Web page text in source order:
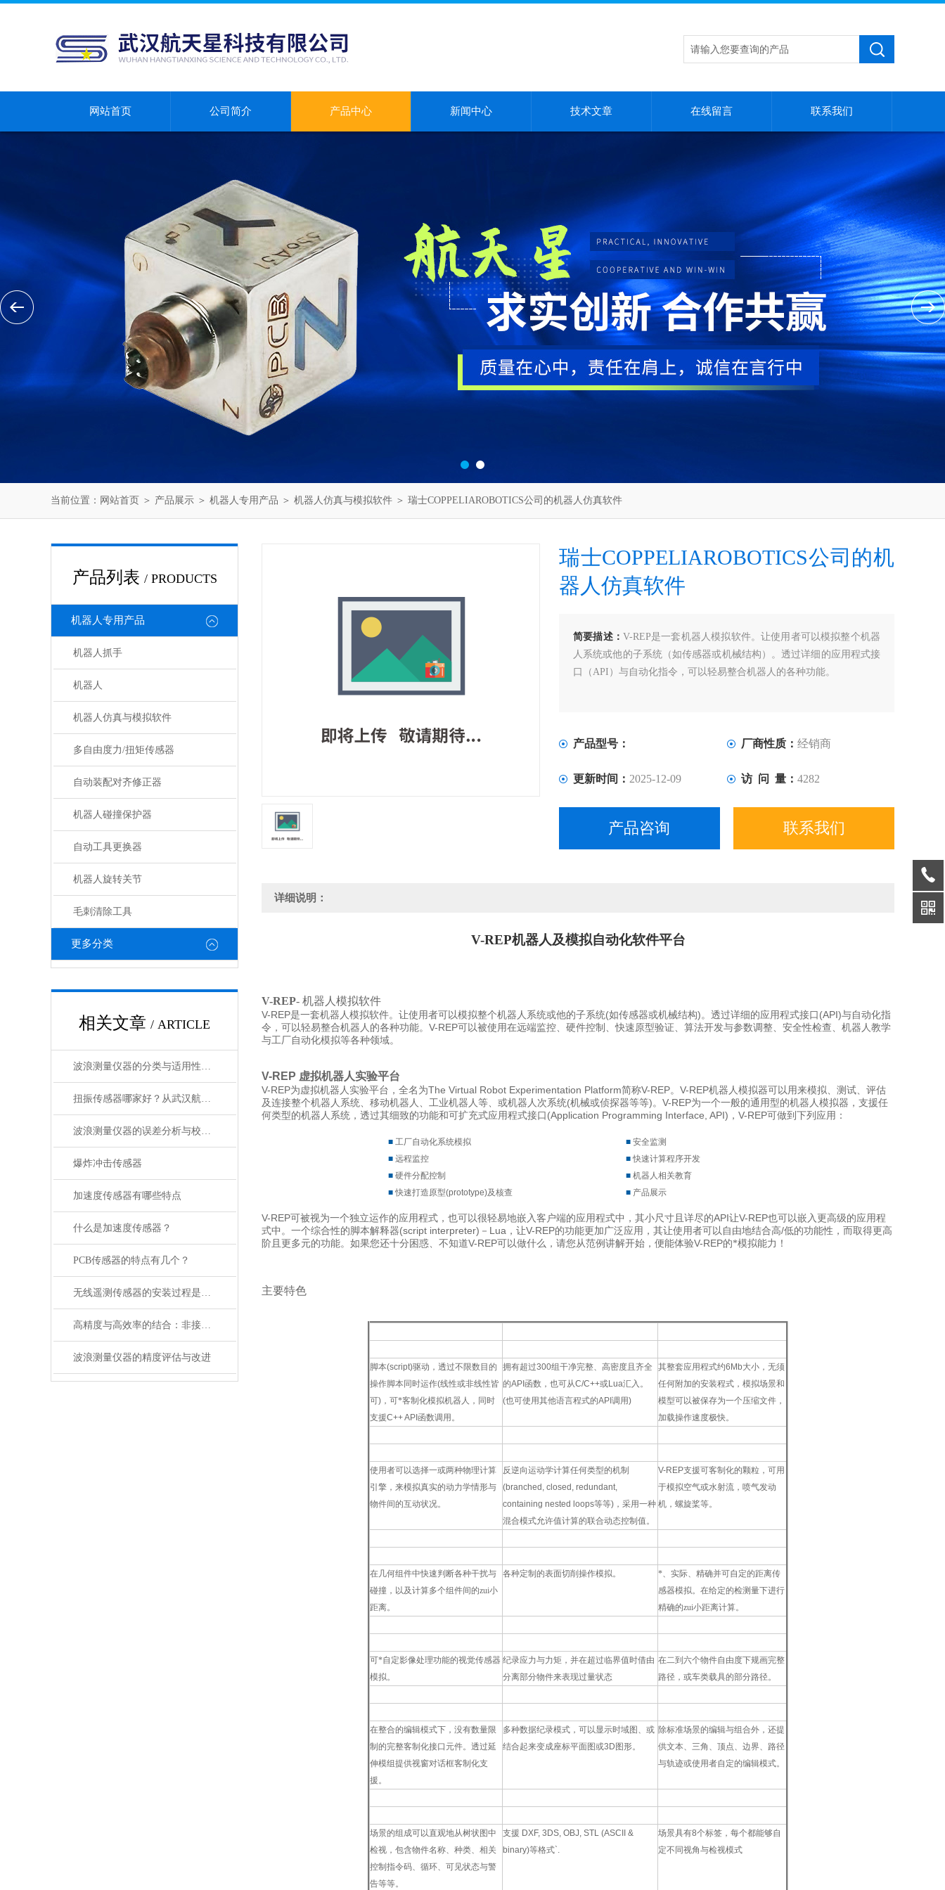
网站首页 公司简介 产品中心 新闻中心 技术文章 在线留言 联系我们
当前位置： 网站首页 ＞ 产品展示 ＞ 机器人专用产品 ＞ 机器人仿真与模拟软件 ＞ 瑞士COPPELIAROBOTICS公司的机器人仿真软件
产品列表 / PRODUCTS
机器人专用产品
机器人抓手
机器人
机器人仿真与模拟软件
多自由度力/扭矩传感器
自动装配对齐修正器
机器人碰撞保护器
自动工具更换器
机器人旋转关节
毛刺清除工具
更多分类
相关文章 / ARTICLE
波浪测量仪器的分类与适用性对比分析​
扭振传感器哪家好？从武汉航天星航天级品控看优质传感器供货商的遴选逻辑
波浪测量仪器的误差分析与校准方法
爆炸冲击传感器
加速度传感器有哪些特点
什么是加速度传感器？
PCB传感器的特点有几个？
无线遥测传感器的安装过程是怎样的？
高精度与高效率的结合：非接触式激光测量的工作原理与核心优势
波浪测量仪器的精度评估与改进
瑞士COPPELIAROBOTICS公司的机
器人仿真软件
简要描述： V-REP是一套机器人模拟软件。让使用者可以模拟整个机器
人系统或他的子系统（如传感器或机械结构）。透过详细的应用程式接
口（API）与自动化指令，可以轻易整合机器人的各种功能。
产品型号： 厂商性质： 经销商
更新时间： 2025-12-09 访 问 量： 4282
产品咨询 联系我们
详细说明：
V-REP机器人及模拟自动化软件平台
V-REP- 机器人模拟软件
V-REP是一套机器人模拟软件。让使用者可以模拟整个机器人系统或他的子系统(如传感器或机械结构)。透过详细的应用程式接口 (API)与自动化指
令，可以轻易整合机器人的各种功能。 V-REP可以被使用在远端监控、硬件控制、快速原型验证、算法开发与参数调整、安全性检查、机器人教学
与工厂自动化模拟等各种领域。
V-REP 虚拟机器人实验平台
V-REP为虚拟机器人实验平台，全名为The Virtual Robot Experimentation Platform简称V-REP。 V-REP机器人模拟器可以用来模拟、测试、评估
及连接整个机器人系统、移动机器人、工业机器人等、或机器人次系统(机械或侦探器等等)。 V-REP为一个一般的通用型的机器人模拟器，支援任
何类型的机器人系统，透过其细致的功能和可扩充式应用程式接口 (Application Programming Interface, API) ， V-REP可做到下列应用：
■ 工厂自动化系统模拟
■ 远程监控
■ 硬件分配控制
■ 快速打造原型(prototype)及核查
■ 安全监测
■ 快速计算程序开发
■ 机器人相关教育
■ 产品展示
V-REP可被视为一个独立运作的应用程式，也可以很轻易地嵌入客户端的应用程式中，其小尺寸且详尽的API让V-REP也可以嵌入更高级的应用程
式中。一个综合性的脚本解释器(script interpreter) － Lua ，让V-REP的功能更加广泛应用，其让使用者可以自由地结合高/低的功能性，而取得更高
阶且更多元的功能。如果您还十分困惑、不知道V-REP可以做什么，请您从范例讲解开始，便能体验V-REP的*模拟能力！
主要特色
脚本(script)驱动，透过不限数目的
操作脚本同时运作(线性或非线性皆
可) ，可*客制化模拟机器人，同时
支援C++ API 函数调用。
拥有超过300组干净完整、高密度且齐全
的API 函数，也可从C/C++或Lua汇入。
(也可使用其他语言程式的API 调用)
其整套应用程式约6Mb大小，无须
任何附加的安装程式，模拟场景和
模型可以被保存为一个压缩文件，
加载操作速度极快。
使用者可以选择一或两种物理计算
引擎，来模拟真实的动力学情形与
物件间的互动状况。
反逆向运动学计算任何类型的机制
(branched, closed, redundant,
containing nested loops等等) ，采用一种
混合模式允许值计算的联合动态控制值。
V-REP支援可客制化的颗粒，可用
于模拟空气或水射流，喷气发动
机，螺旋桨等。
在几何组件中快速判断各种干扰与
碰撞，以及计算多个组件间的zui小
距离。
各种定制的表面切削操作模拟。
*、实际、精确并可自定的距离传
感器模拟。在给定的检测量下进行
精确的zui小距离计算。
可*自定影像处理功能的视觉传感器
模拟。
纪录应力与力矩，并在超过临界值时借由
分离部分物件来表现过量状态
在二到六个物件自由度下规画完整
路径，或车类载具的部分路径。
在整合的编辑模式下，没有数量限
制的完整客制化接口元件。透过延
伸模组提供视窗对话框客制化支
援。
多种数据纪录模式，可以显示时域图、或
结合起来变成座标平面图或3D 图形。
除标准场景的编辑与组合外，还提
供文本、三角、顶点、边界、路径
与轨迹或使用者自定的编辑模式。
场景的组成可以直观地从树状图中
检视，包含物件名称、种类、相关
控制指令码、循环、可见状态与警
告等等。
支援 DXF, 3DS, OBJ, STL (ASCII &
binary)等格式`.
场景具有8个标签，每个都能够自
定不同视角与检视模式